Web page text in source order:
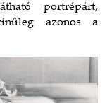
portrépárt,
azonos a